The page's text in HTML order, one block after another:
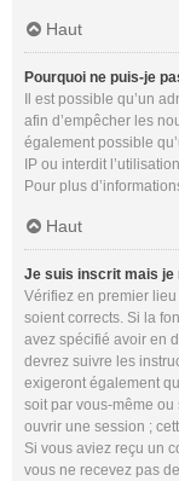
Haut
Pourquoi ne puis-je
Il est possible qu’un
afin d’empêcher les
également possible
IP ou interdit
Pour plus
Haut
Je suis inscrit mais je
Vérifiez en premier
soient corrects. Si la
avez spécifié avoir en
devrez suivre les
exigeront également
soit par vous-même
ouvrir une session ;
Si vous aviez reçu un
vous ne recevez pas